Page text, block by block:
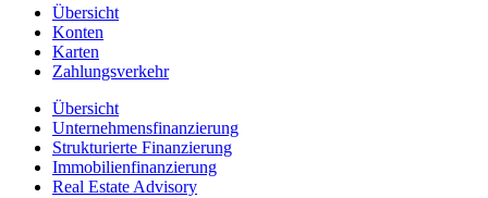
Übersicht
Konten
Karten
Zahlungsverkehr
Übersicht
Unternehmensfinanzierung
Strukturierte Finanzierung
Immobilienfinanzierung
Real Estate Advisory